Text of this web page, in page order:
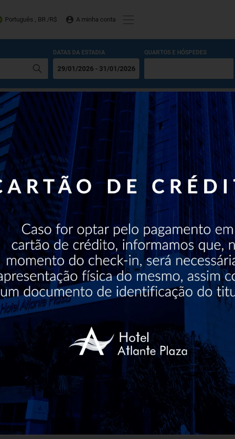
Português , BR /R$ A minha conta
DATAS DA ESTADIA QUARTOS E HÓSPEDES
51030-000, Brasil Recife, Ver no Mapa)
Acessibilidade
para Cadeira de
Rodas
Estacionamento
SPA Piscina
MAIS SOBRE O HOTEL